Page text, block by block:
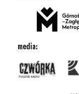
media: